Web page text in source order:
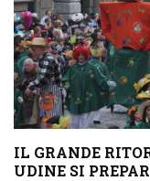
IL GRANDE
UDINE SI